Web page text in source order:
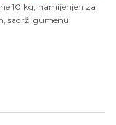
10 kg, namijenjen za
sadrži gumenu